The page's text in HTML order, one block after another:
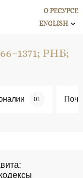
О РЕСУРСЕ
ENGLISH
РНБ;
01